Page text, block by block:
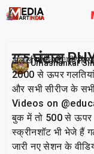
गुरु घंटाल
Umashankar
Publish On: 30
अलख पांडे जी, पहले
2000 से ऊपर
और सभी सीरीज के
Videos on
बुक में तो 500 से
स्क्रीनशॉट भी भेजे हैं
जारी नए सेशन के